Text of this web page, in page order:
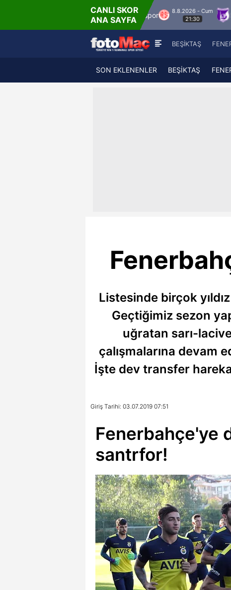
CANLI SKOR
ANA SAYFA
Hesap.com Antalyaspor
8.8.2026 - Cum
21:30
Keçiörengücü
BEŞİKTAŞ
SON EKLENENLER BEŞİKTAŞ
Listesinde birçok
Geçtiğimiz sezon
uğratan sarı-
çalışmalarına devam
İşte dev transfer
Giriş Tarihi: 03.07.2019 07:51
Fenerbahçe'ye
santrfor!